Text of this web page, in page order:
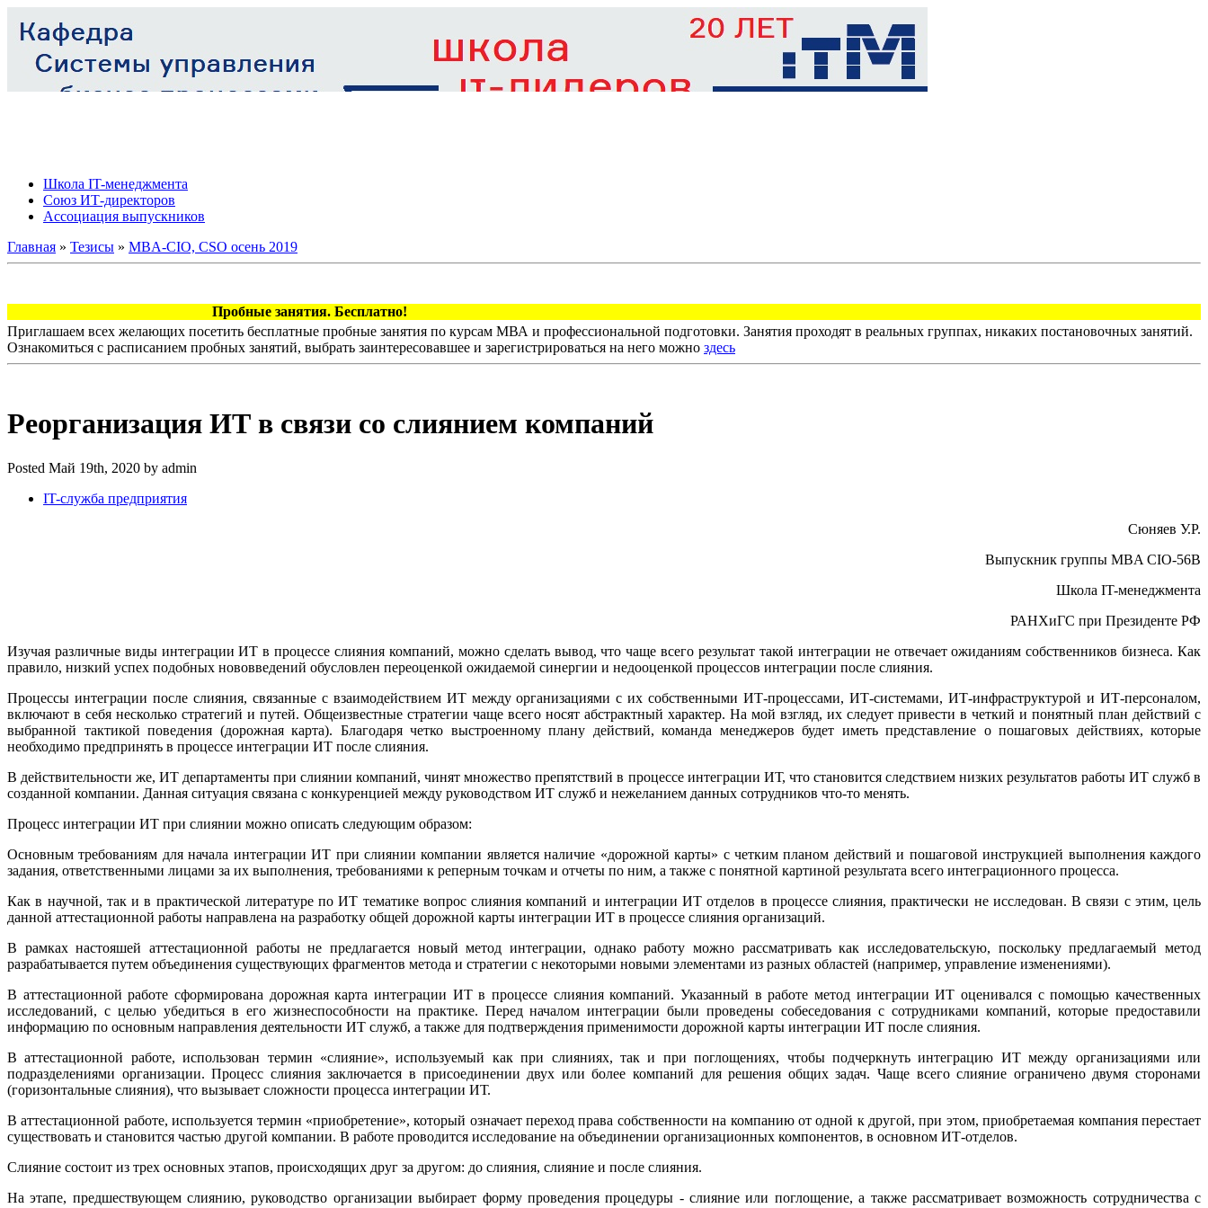
Школа IT-менеджмента
Союз ИТ-директоров
Ассоциация выпускников
Главная » Тезисы » MBA-CIO, CSO осень 2019
Пробные занятия. Бесплатно!
Приглашаем всех желающих посетить бесплатные пробные занятия по курсам МВА и профессиональной подготовки. Занятия проходят в реальных группах, никаких постановочных занятий.
Ознакомиться с расписанием пробных занятий, выбрать заинтересовавшее и зарегистрироваться на него можно здесь
Реорганизация ИТ в связи со слиянием компаний
Posted Май 19th, 2020 by admin
IT-служба предприятия
Сюняев У.Р.
Выпускник группы MBA CIO-56B
Школа IT-менеджмента
РАНХиГС при Президенте РФ
Изучая различные виды интеграции ИТ в процессе слияния компаний, можно сделать вывод, что чаще всего результат такой интеграции не отвечает ожиданиям собственников бизнеса. Как
правило, низкий успех подобных нововведений обусловлен переоценкой ожидаемой синергии и недооценкой процессов интеграции после слияния.
Процессы интеграции после слияния, связанные с взаимодействием ИТ между организациями с их собственными ИТ-процессами, ИТ-системами, ИТ-инфраструктурой и ИТ-персоналом,
включают в себя несколько стратегий и путей. Общеизвестные стратегии чаще всего носят абстрактный характер. На мой взгляд, их следует привести в четкий и понятный план действий с
выбранной тактикой поведения (дорожная карта). Благодаря четко выстроенному плану действий, команда менеджеров будет иметь представление о пошаговых действиях, которые
необходимо предпринять в процессе интеграции ИТ после слияния.
В действительности же, ИТ департаменты при слиянии компаний, чинят множество препятствий в процессе интеграции ИТ, что становится следствием низких результатов работы ИТ служб в
созданной компании. Данная ситуация связана с конкуренцией между руководством ИТ служб и нежеланием данных сотрудников что-то менять.
Процесс интеграции ИТ при слиянии можно описать следующим образом:
Основным требованиям для начала интеграции ИТ при слиянии компании является наличие «дорожной карты» с четким планом действий и пошаговой инструкцией выполнения каждого
задания, ответственными лицами за их выполнения, требованиями к реперным точкам и отчеты по ним, а также с понятной картиной результата всего интеграционного процесса.
Как в научной, так и в практической литературе по ИТ тематике вопрос слияния компаний и интеграции ИТ отделов в процессе слияния, практически не исследован. В связи с этим, цель
данной аттестационной работы направлена на разработку общей дорожной карты интеграции ИТ в процессе слияния организаций.
В рамках настояшей аттестационной работы не предлагается новый метод интеграции, однако работу можно рассматривать как исследовательскую, поскольку предлагаемый метод
разрабатывается путем объединения существующих фрагментов метода и стратегии с некоторыми новыми элементами из разных областей (например, управление изменениями).
В аттестационной работе сформирована дорожная карта интеграции ИТ в процессе слияния компаний. Указанный в работе метод интеграции ИТ оценивался с помощью качественных
исследований, с целью убедиться в его жизнеспособности на практике. Перед началом интеграции были проведены собеседования с сотрудниками компаний, которые предоставили
информацию по основным направления деятельности ИТ служб, а также для подтверждения применимости дорожной карты интеграции ИТ после слияния.
В аттестационной работе, использован термин «слияние», используемый как при слияниях, так и при поглощениях, чтобы подчеркнуть интеграцию ИТ между организациями или
подразделениями организации. Процесс слияния заключается в присоединении двух или более компаний для решения общих задач. Чаще всего слияние ограничено двумя сторонами
(горизонтальные слияния), что вызывает сложности процесса интеграции ИТ.
В аттестационной работе, используется термин «приобретение», который означает переход права собственности на компанию от одной к другой, при этом, приобретаемая компания перестает
существовать и становится частью другой компании. В работе проводится исследование на объединении организационных компонентов, в основном ИТ-отделов.
Слияние состоит из трех основных этапов, происходящих друг за другом: до слияния, слияние и после слияния.
На этапе, предшествующем слиянию, руководство организации выбирает форму проведения процедуры - слияние или поглощение, а также рассматривает возможность сотрудничества с